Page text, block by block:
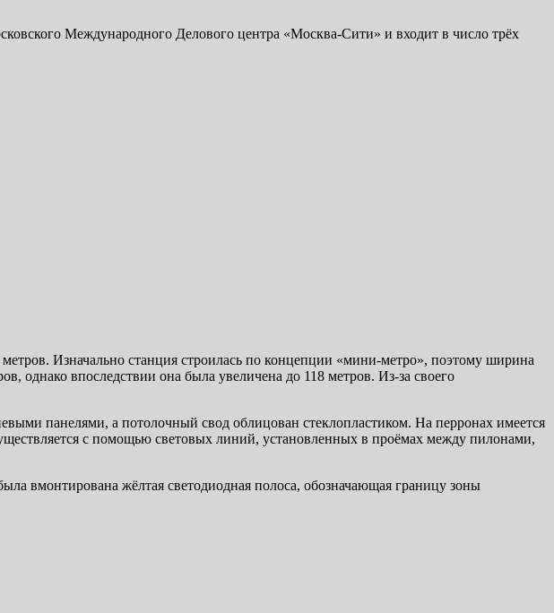
Международного Делового центра «Москва-Сити» и входит в число трёх
Изначально станция строилась по концепции «мини-метро», поэтому ширина
однако впоследствии она была увеличена до 118 метров. Из-за своего
панелями, а потолочный свод облицован стеклопластиком. На перронах имеется
с помощью световых линий, установленных в проёмах между пилонами,
вмонтирована жёлтая светодиодная полоса, обозначающая границу зоны